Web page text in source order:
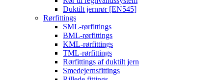
Duktilt jernrør [EN545]
Rørfittings
SML-rørfittings
BML-rørfittings
KML-rørfittings
TML-rørfittings
Rørfittings af duktilt jern
Smedejernsfittings